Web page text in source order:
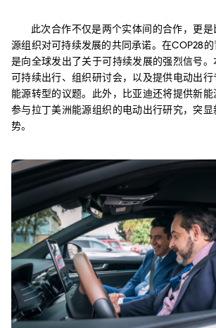
此次合作不仅是两个实体间的合作，更
源组织对可持续发展的共同承诺。在COP28
是向全球发出了关于可持续发展的强烈信号
可持续出行、组织研讨会，以及提供电动出
能源转型的议题。此外，比亚迪还将提供新能
参与拉丁美洲能源组织的电动出行研究，突
势。